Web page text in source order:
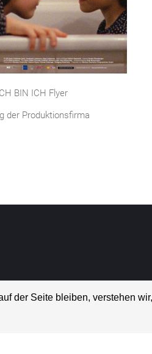
der Seite bleiben, verstehen
BIN ICH Flyer
der Produktionsfirma